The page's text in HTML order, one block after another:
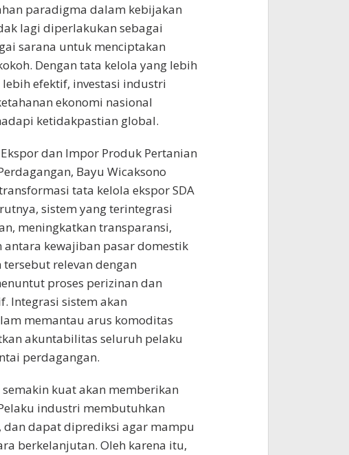
paradigma dalam kebijakan
lagi diperlakukan sebagai
sarana untuk menciptakan
Dengan tata kelola yang lebih
efektif, investasi industri
ekonomi nasional
ketidakpastian global.
dan Impor Produk Pertanian
Bayu Wicaksono
tata kelola ekspor SDA
sistem yang terintegrasi
meningkatkan transparansi,
kewajiban pasar domestik
tersebut relevan dengan
proses perizinan dan
Integrasi sistem akan
memantau arus komoditas
akuntabilitas seluruh pelaku
perdagangan.
kuat akan memberikan
industri membutuhkan
dan dapat diprediksi agar mampu
berkelanjutan. Oleh karena itu,